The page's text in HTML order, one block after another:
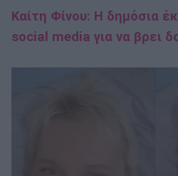
Καίτη Φίνου: Η δημόσια
social media για να βρει